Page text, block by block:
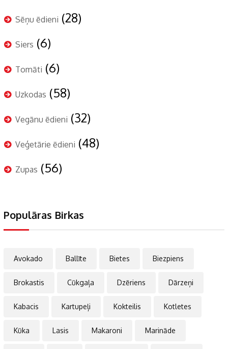
Sēņu ēdieni (28)
Siers (6)
Tomāti (6)
Uzkodas (58)
Vegānu ēdieni (32)
Veģetārie ēdieni (48)
Zupas (56)
Populāras Birkas
Avokado Ballīte Bietes Biezpiens
Brokastis Cūkgaļa Dzēriens Dārzeņi
Kabacis Kartupeļi Kokteilis Kotletes
Kūka Lasis Makaroni Marināde